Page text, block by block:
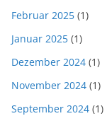
Februar 2025 (1)
Januar 2025 (1)
Dezember 2024 (1)
November 2024 (1)
September 2024 (1)